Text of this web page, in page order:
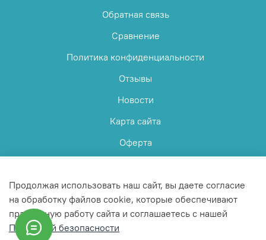
Обратная связь
Сравнение
Политика конфиденциальности
Отзывы
Новости
Карта сайта
Оферта
© 2025 Любое использование контента без письменного
Продолжая использовать наш сайт, вы даете согласие
на обработку файлов cookie, которые обеспечивают
правильную работу сайта и соглашаетесь с нашей
Политикой безопасности